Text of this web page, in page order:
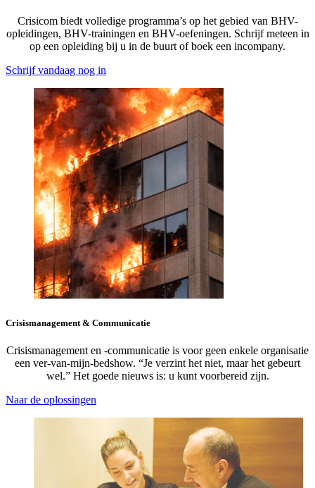
Crisicom biedt volledige programma’s op het gebied van BHV-
opleidingen, BHV-trainingen en BHV-oefeningen. Schrijf meteen in
op een opleiding bij u in de buurt of boek een incompany.
Schrijf vandaag nog in
Crisismanagement & Communicatie
Crisismanagement en -communicatie is voor geen enkele organisatie
een ver-van-mijn-bedshow. “Je verzint het niet, maar het gebeurt
wel.” Het goede nieuws is: u kunt voorbereid zijn.
Naar de oplossingen